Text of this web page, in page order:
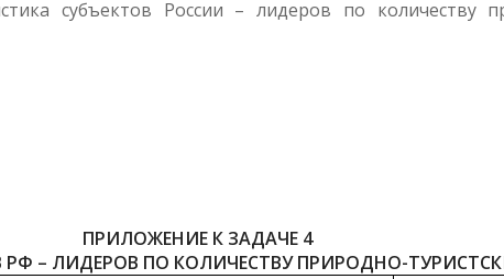
субъектов России – лидеров по количеству
ПРИЛОЖЕНИЕ К ЗАДАЧЕ 4
РФ – ЛИДЕРОВ ПО КОЛИЧЕСТВУ ПРИРОДНО-